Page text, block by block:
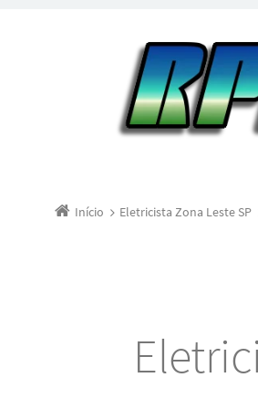
Início Eletricista Zona Leste SP